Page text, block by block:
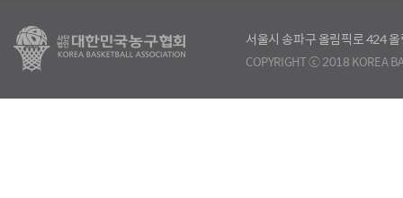
서울시 송파구 올림픽로 424
COPYRIGHT ⓒ 2018 KOREA